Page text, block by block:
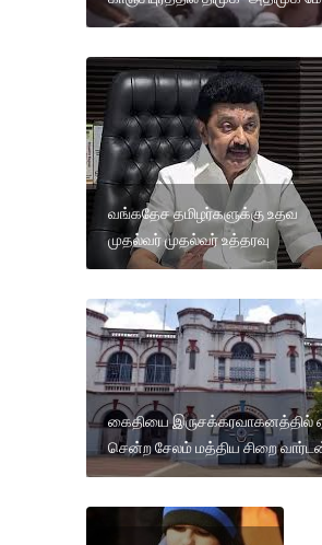
வங்கதேச தமிழர்களுக்கு உதவ
முதல்வர் முதல்வர் உத்தரவு
கைதியை இருசக்கரவாகனத்தில்
சென்ற சேலம் மத்திய சிறை